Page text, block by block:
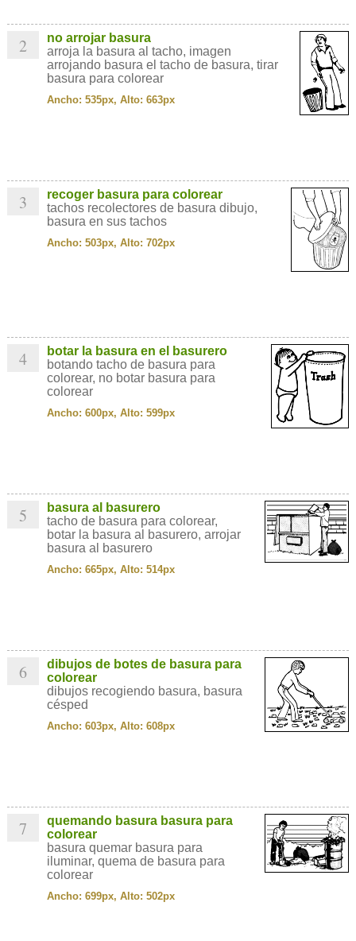
2
no arrojar basura
arroja la basura al tacho, imagen
arrojando basura el tacho de basura, tirar
basura para colorear
Ancho: 535px, Alto: 663px
3
recoger basura para colorear
tachos recolectores de basura dibujo,
basura en sus tachos
Ancho: 503px, Alto: 702px
4
botar la basura en el basurero
botando tacho de basura para
colorear, no botar basura para
colorear
Ancho: 600px, Alto: 599px
5
basura al basurero
tacho de basura para colorear,
botar la basura al basurero, arrojar
basura al basurero
Ancho: 665px, Alto: 514px
6
dibujos de botes de basura para
colorear
dibujos recogiendo basura, basura
césped
Ancho: 603px, Alto: 608px
7
quemando basura basura para
colorear
basura quemar basura para
iluminar, quema de basura para
colorear
Ancho: 699px, Alto: 502px